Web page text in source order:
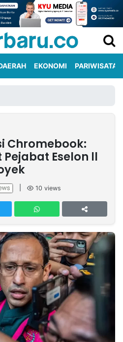
EKONOMI PARIWISATA
Chromebook:
Eselon ll
10 views